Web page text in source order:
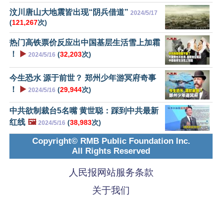
汶川唐山大地震皆出现“阴兵借道” 2024/5/17
(121,267次)
热门高铁票价反应出中国基层生活雪上加霜
！
▶️ 2024/5/16 (32,203次)
今生恐水 源于前世？ 郑州少年游冥府奇事
！
▶️ 2024/5/16 (29,944次)
中共欲制裁台5名嘴 黄世聪：踩到中共最新
红线 🖼️ 2024/5/16 (38,983次)
Copyright© RMB Public Foundation Inc.
All Rights Reserved
人民报网站服务条款
关于我们